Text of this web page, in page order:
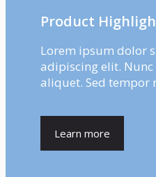
Product
Lorem ipsum dolor
adipiscing elit.
aliquet. Sed
Learn more